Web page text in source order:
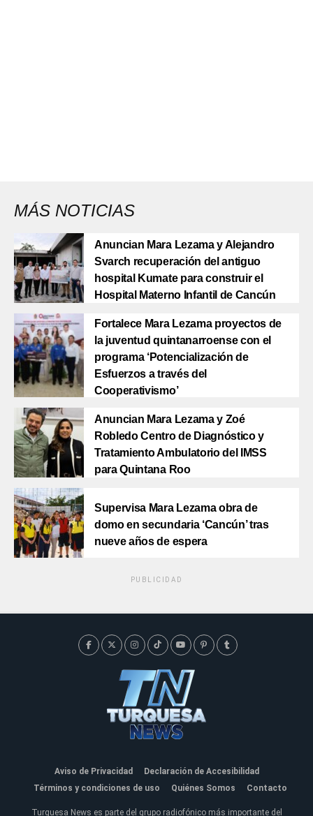
MÁS NOTICIAS
Anuncian Mara Lezama y Alejandro
Svarch recuperación del antiguo
hospital Kumate para construir el
Hospital Materno Infantil de Cancún
Fortalece Mara Lezama proyectos de
la juventud quintanarroense con el
programa ‘Potencialización de
Esfuerzos a través del
Cooperativismo’
Anuncian Mara Lezama y Zoé
Robledo Centro de Diagnóstico y
Tratamiento Ambulatorio del IMSS
para Quintana Roo
Supervisa Mara Lezama obra de
domo en secundaria ‘Cancún’ tras
nueve años de espera
PUBLICIDAD
Aviso de Privacidad
Declaración de Accesibilidad
Términos y condiciones de uso
Quiénes Somos Contacto
Turquesa News es parte del grupo radiofónico más importante del